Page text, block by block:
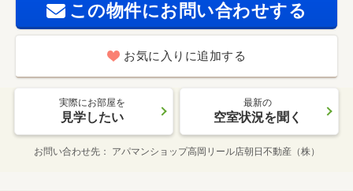
この物件にお問い合わせする
お気に入りに追加する
実際にお部屋を
見学したい
最新の
空室状況を聞く
お問い合わせ先 アパマンショップ高岡リール店朝日不動産（株）